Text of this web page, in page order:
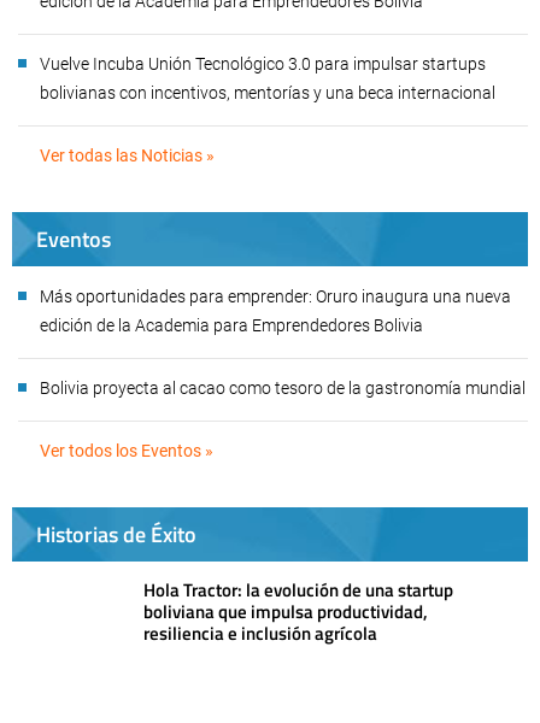
Vuelve Incuba Unión Tecnológico 3.0 para impulsar startups
bolivianas con incentivos, mentorías y una beca internacional
Ver todas las Noticias »
Eventos
Más oportunidades para emprender: Oruro inaugura una nueva
edición de la Academia para Emprendedores Bolivia
Bolivia proyecta al cacao como tesoro de la gastronomía mundial
Ver todos los Eventos »
Historias de Éxito
Hola Tractor: la evolución de una startup
boliviana que impulsa productividad,
resiliencia e inclusión agrícola